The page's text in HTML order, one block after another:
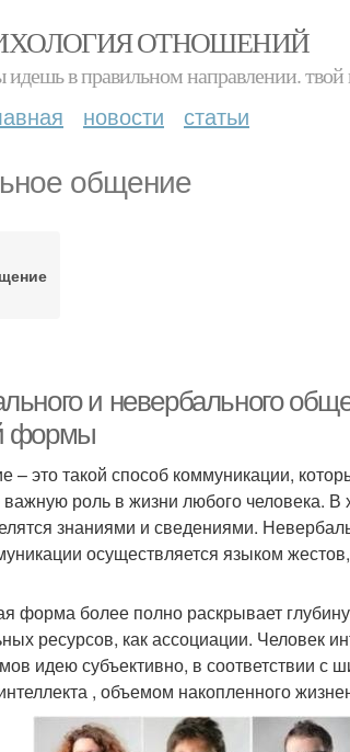
ОТНОШЕНИЙ
идешь в правильном направлении.
новости статьи
общение
и невербального
формы
– это такой способ коммуникации,
важную роль в жизни любого человека.
знаниями и сведениями.
осуществляется языком
форма более полно раскрывает
ресурсов, как ассоциации. Человек
идею субъективно, в соответствии с
, объемом накопленного